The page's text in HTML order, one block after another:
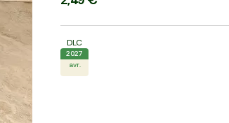
DLC
2027
avr.